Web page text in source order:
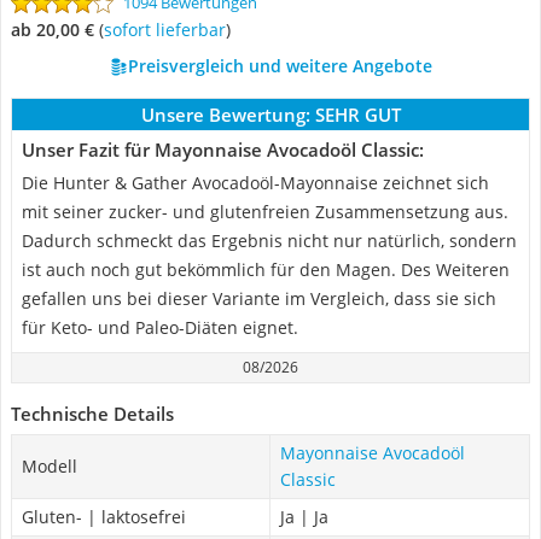
ab 20,00 € ( Sofort lieferbar)
Preisvergleich und weitere Angebote
Unsere Bewertung: SEHR GUT
Unser Fazit für Mayonnaise Avocadoöl Classic:
Die Hunter & Gather Avocadoöl-Mayonnaise zeichnet sich
mit seiner zucker- und glutenfreien Zusammensetzung aus.
Dadurch schmeckt das Ergebnis nicht nur natürlich, sondern
ist auch noch gut bekömmlich für den Magen. Des Weiteren
gefallen uns bei dieser Variante im Vergleich, dass sie sich
für Keto- und Paleo-Diäten eignet.
08/2026
Technische Details
Modell
Mayonnaise Avocadoöl
Classic
Gluten- | laktosefrei
Ja | Ja